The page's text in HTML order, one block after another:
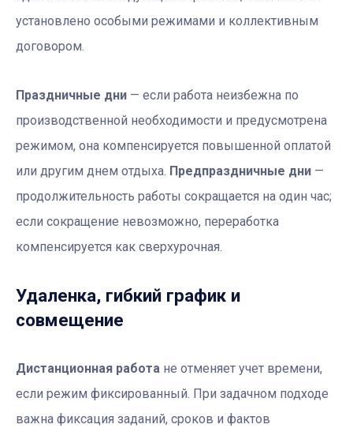
установлено особыми режимами и коллективным
договором.
Праздничные дни — если работа неизбежна по
производственной необходимости и предусмотрена
режимом, она компенсируется повышенной оплатой
или другим днем отдыха. Предпраздничные дни —
продолжительность работы сокращается на один час;
если сокращение невозможно, переработка
компенсируется как сверхурочная.
Удаленка, гибкий график и
совмещение
Дистанционная работа не отменяет учет времени,
если режим фиксированный. При задачном подходе
важна фиксация заданий, сроков и фактов